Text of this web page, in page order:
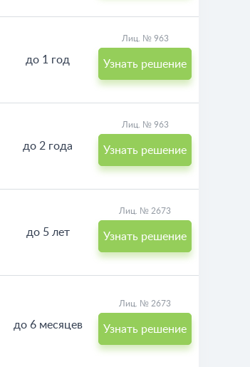
до 1 год
Лиц. № 963
Узнать решение
до 2 года
Лиц. № 963
Узнать решение
до 5 лет
Лиц. № 2673
Узнать решение
до 6 месяцев
Лиц. № 2673
Узнать решение